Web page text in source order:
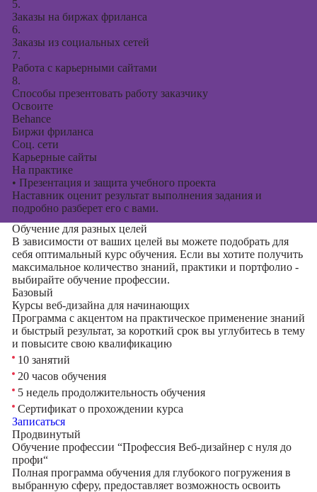
5.
Заказы на биржах фриланса
6.
Заказы из социальных сетей
7.
Работа с карьерными сайтами
8.
Способы презентовать работу заказчику
Освоите
Behance
Биржи фриланса
Соц. сети
Карьерные сайты
На практике
• Презентация и защита учебного проекта
Наставник оценит результат выполнения задания и
подробно разберет его с вами.
Обучение для разных целей
В зависимости от ваших целей вы можете подобрать для
себя оптимальный курс обучения. Если вы хотите получить
максимальное количество знаний, практики и портфолио -
выбирайте обучение профессии.
Базовый
Курсы веб-дизайна для начинающих
Программа с акцентом на практическое применение знаний
и быстрый результат, за короткий срок вы углубитесь в тему
и повысите свою квалификацию
10 занятий
20 часов обучения
5 недель продолжительность обучения
Сертификат о прохождении курса
Записаться
Продвинутый
Обучение профессии “Профессия Веб-дизайнер с нуля до
профи“
Полная программа обучения для глубокого погружения в
выбранную сферу, предоставляет возможность освоить